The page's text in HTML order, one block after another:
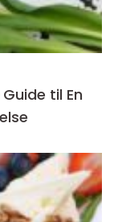
til En